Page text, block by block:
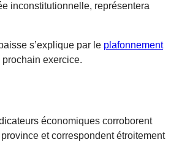
inconstitutionnelle, représentera
s’explique par le plafonnement
exercice.
économiques corroborent
et correspondent étroitement